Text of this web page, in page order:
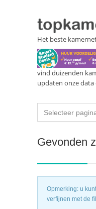
Het beste
vind duizenden
updaten onze
Gevonden
Opmerking: u
verfijnen met de